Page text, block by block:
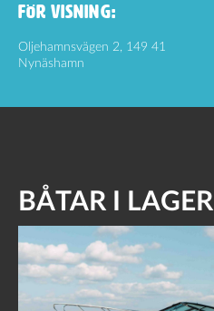
FÖR VISNING:
Oljehamnsvägen 2, 149 41
Nynäshamn
BÅTAR I LAGER